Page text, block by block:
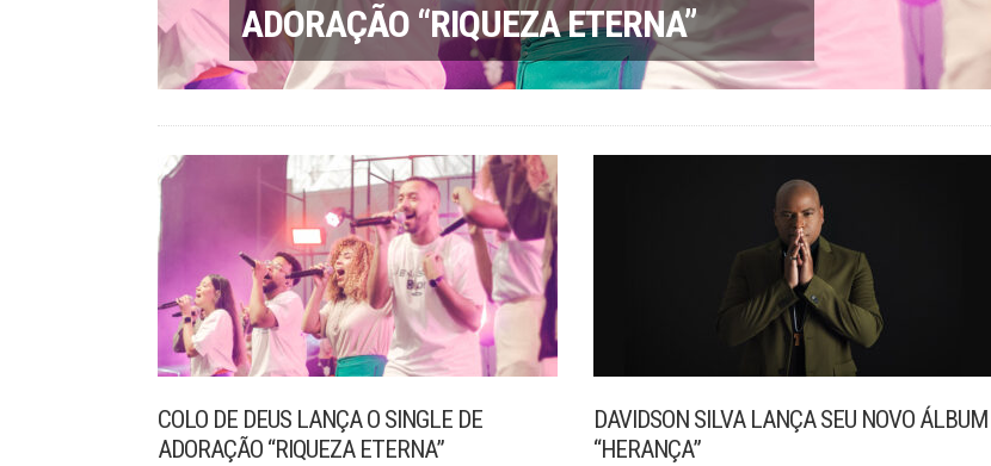
ADORAÇÃO “RIQUEZA ETERNA”
COLO DE DEUS LANÇA O SINGLE DE
ADORAÇÃO “RIQUEZA ETERNA”
DAVIDSON SILVA LANÇA SEU NOVO ÁLBUM
“HERANÇA”